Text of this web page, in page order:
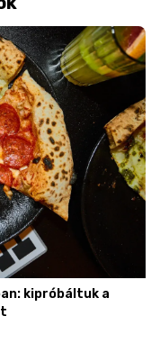
kipróbáltuk a